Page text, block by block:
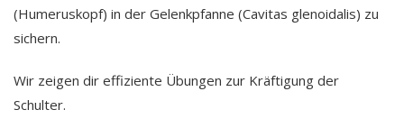
(Humeruskopf) in der Gelenkpfanne (Cavitas glenoidalis) zu
sichern.
Wir zeigen dir effiziente Übungen zur Kräftigung der
Schulter.